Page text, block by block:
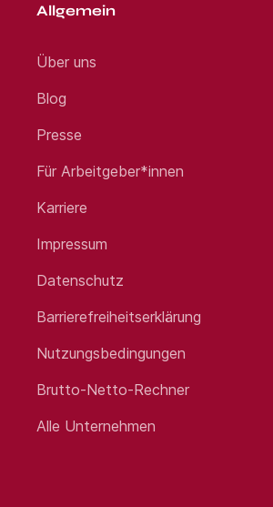
Allgemein
Über uns
Blog
Presse
Für Arbeitgeber*innen
Karriere
Impressum
Datenschutz
Barrierefreiheitserklärung
Nutzungsbedingungen
Brutto-Netto-Rechner
Alle Unternehmen